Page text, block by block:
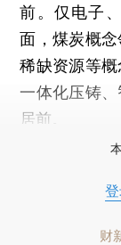
前。仅电子
面，煤炭概念
稀缺资源等概
一体化压铸
居前。
财